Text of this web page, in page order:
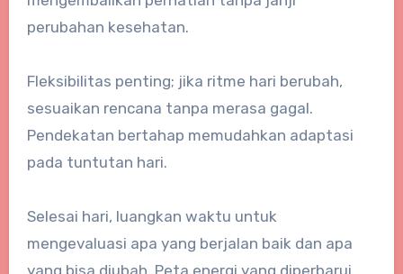
perubahan kesehatan.
Fleksibilitas penting; jika ritme hari berubah,
sesuaikan rencana tanpa merasa gagal.
Pendekatan bertahap memudahkan adaptasi
pada tuntutan hari.
Selesai hari, luangkan waktu untuk
mengevaluasi apa yang berjalan baik dan apa